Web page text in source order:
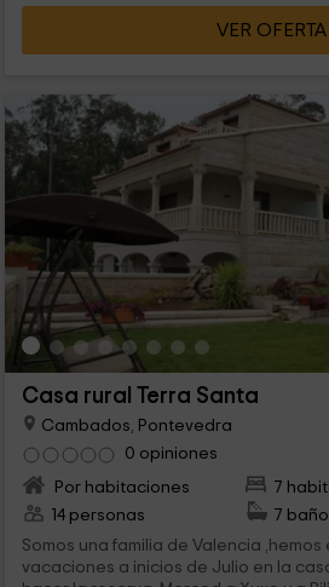
estaba sosten a cancelaciones y que
perdiamos el dinero de los cinco
preguntamos también a las casa
cancelaciones se hacian un mes ya
perdia la paga y señal, mas cuando
de la casa da gorriona,
apreciaba que se interesaba por el
padre, tanto que cuando le pregunte
dijo: tu de lo que debes preocuparte
que es lo esencial y que si queria me
señal para pero adelante o bien me
no saldria de pobre así.
VER OFERTA
Casa rural Terra Santa
Cambados, Pontevedra
0 opiniones
Por habitaciones
7
14 personas
7
Somos una familia de Valencia
vacaciones a inicios de Julio en la